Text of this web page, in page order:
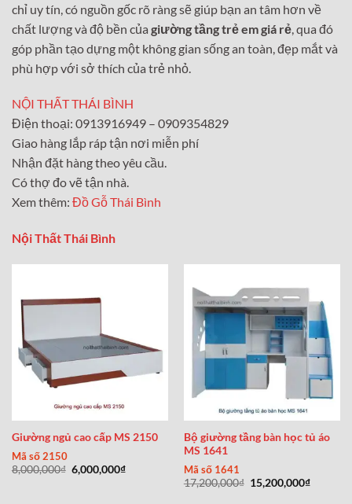
chỉ uy tín, có nguồn gốc rõ ràng sẽ giúp bạn an tâm hơn về
chất lượng và độ bền của giường tầng trẻ em giá rẻ , qua đó
góp phần tạo dựng một không gian sống an toàn, đẹp mắt và
phù hợp với sở thích của trẻ nhỏ.
NỘI THẤT THÁI BÌNH
Điện thoại: 0913916949 – 0909354829
Giao hàng lắp ráp tận nơi miễn phí
Nhận đặt hàng theo yêu cầu.
Có thợ đo vẽ tận nhà.
Xem thêm: Đồ Gỗ Thái Bình
Nội Thất Thái Bình
Giường ngủ cao cấp MS 2150
Mã số 2150
8,000,000₫ Giá
gốc
6,000,000₫Giá
Bộ giường tầng bàn học tủ áo
MS 1641
Mã số 1641
17,200,000₫ Giá
gốc
15,200,000₫Giá